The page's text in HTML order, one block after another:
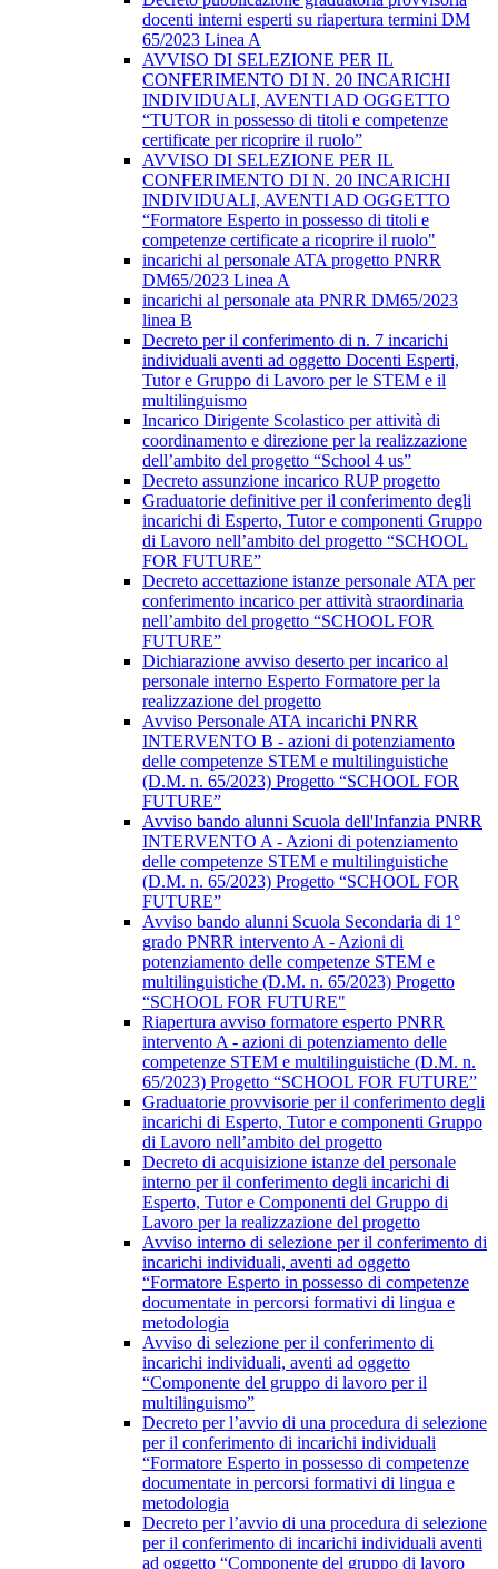
docenti interni esperti su riapertura termini DM
65/2023 Linea A
AVVISO DI SELEZIONE PER IL
CONFERIMENTO DI N. 20 INCARICHI
INDIVIDUALI, AVENTI AD OGGETTO
“TUTOR in possesso di titoli e competenze
certificate per ricoprire il ruolo”
AVVISO DI SELEZIONE PER IL
CONFERIMENTO DI N. 20 INCARICHI
INDIVIDUALI, AVENTI AD OGGETTO
“Formatore Esperto in possesso di titoli e
competenze certificate a ricoprire il ruolo"
incarichi al personale ATA progetto PNRR
DM65/2023 Linea A
incarichi al personale ata PNRR DM65/2023
linea B
Decreto per il conferimento di n. 7 incarichi
individuali aventi ad oggetto Docenti Esperti,
Tutor e Gruppo di Lavoro per le STEM e il
multilinguismo
Incarico Dirigente Scolastico per attività di
coordinamento e direzione per la realizzazione
dell’ambito del progetto “School 4 us”
Decreto assunzione incarico RUP progetto
Graduatorie definitive per il conferimento degli
incarichi di Esperto, Tutor e componenti Gruppo
di Lavoro nell’ambito del progetto “SCHOOL
FOR FUTURE”
Decreto accettazione istanze personale ATA per
conferimento incarico per attività straordinaria
nell’ambito del progetto “SCHOOL FOR
FUTURE”
Dichiarazione avviso deserto per incarico al
personale interno Esperto Formatore per la
realizzazione del progetto
Avviso Personale ATA incarichi PNRR
INTERVENTO B - azioni di potenziamento
delle competenze STEM e multilinguistiche
(D.M. n. 65/2023) Progetto “SCHOOL FOR
FUTURE”
Avviso bando alunni Scuola dell'Infanzia PNRR
INTERVENTO A - Azioni di potenziamento
delle competenze STEM e multilinguistiche
(D.M. n. 65/2023) Progetto “SCHOOL FOR
FUTURE”
Avviso bando alunni Scuola Secondaria di 1°
grado PNRR intervento A - Azioni di
potenziamento delle competenze STEM e
multilinguistiche (D.M. n. 65/2023) Progetto
“SCHOOL FOR FUTURE"
Riapertura avviso formatore esperto PNRR
intervento A - azioni di potenziamento delle
competenze STEM e multilinguistiche (D.M. n.
65/2023) Progetto “SCHOOL FOR FUTURE”
Graduatorie provvisorie per il conferimento degli
incarichi di Esperto, Tutor e componenti Gruppo
di Lavoro nell’ambito del progetto
Decreto di acquisizione istanze del personale
interno per il conferimento degli incarichi di
Esperto, Tutor e Componenti del Gruppo di
Lavoro per la realizzazione del progetto
Avviso interno di selezione per il conferimento di
incarichi individuali, aventi ad oggetto
“Formatore Esperto in possesso di competenze
documentate in percorsi formativi di lingua e
metodologia
Avviso di selezione per il conferimento di
incarichi individuali, aventi ad oggetto
“Componente del gruppo di lavoro per il
multilinguismo”
Decreto per l’avvio di una procedura di selezione
per il conferimento di incarichi individuali
“Formatore Esperto in possesso di competenze
documentate in percorsi formativi di lingua e
metodologia
Decreto per l’avvio di una procedura di selezione
per il conferimento di incarichi individuali aventi
ad oggetto “Componente del gruppo di lavoro